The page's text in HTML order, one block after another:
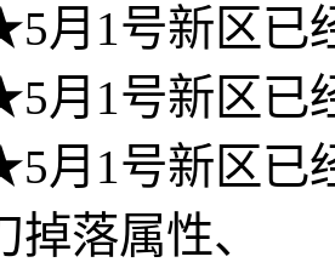
月1号新区
月1号新区
月1号新区
掉落属性、